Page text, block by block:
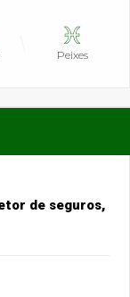
Peixes
de seguros,